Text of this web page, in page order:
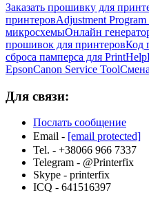
Заказать прошивку для
принтеровAdjustment
микросхемыОнлайн
прошивок для принтеровКод
сброса памперса для PrintHelp
EpsonCanon Service Tool
Для связи:
Послать сообщение
Email - [email protected]
Tel. - +38066 966 7337
Telegram - @Printerfix
Skype - printerfix
ICQ - 641516397